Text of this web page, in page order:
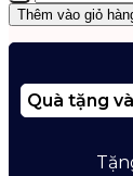
Bản
Tuyển
Đề
Và
Thêm vào giỏ
Quà tặng